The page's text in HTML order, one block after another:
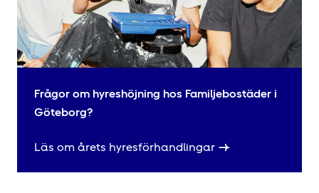
Frågor om hyres­höjning hos Familjebostäder i
Göteborg?
Läs om årets hyres­förhandlingar